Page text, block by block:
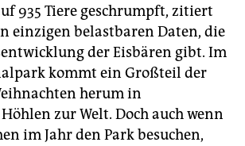
935 Tiere geschrumpft, zitiert
einzigen belastbaren Daten, die
der Eisbären gibt. Im
kommt ein Großteil der
herum in
zur Welt. Doch auch wenn
im Jahr den Park besuchen,